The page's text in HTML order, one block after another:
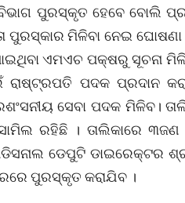
ପୁରସ୍କୃତ ହେବେ ବୋଲି
ପୁରସ୍କାର ମିଳିବା ନେଇ ଘୋଷଣା
ଏମଏଚ ପକ୍ଷରୁ ସୂଚନା
ପଦକ ପ୍ରଦାନ
ସେବା ପଦକ ମିଳିବ।
ରହିଛି । ତାଲିକାରେ ୩ଜଣ
ଡେପୁଟି ଡାଇରେକ୍ଟର
ପୁରସ୍କୃତ କରାଯିବ ।